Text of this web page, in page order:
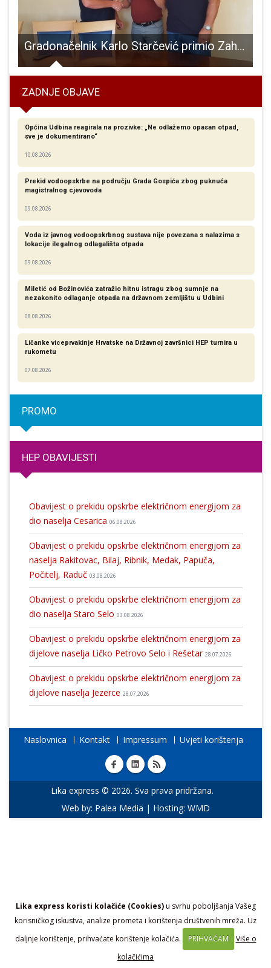
Lika express koristi kolačiće (Cookies)u svrhu poboljšanja Vašeg
korisničkog iskustva, analize prometa i korištenja društvenih mreža. Uz
daljnje korištenje, prihvaćate korištenje kolačića.
PRIHVAĆAM
Više o
kolačićima
Gradonačelnik Karlo Starčević primio Zahvalnicu veterana vojne policije
ZADNJE OBJAVE
Općina Udbina reagirala na prozivke: „Ne odlažemo opasan otpad,
sve je dokumentirano“
10.08.2026
Prekid vodoopskrbe na području Grada Gospića zbog puknuća
magistralnog cjevovoda
09.08.2026
Voda iz javnog vodoopskrbnog sustava nije povezana s nalazima s
lokacije ilegalnog odlagališta otpada
09.08.2026
Miletić od Božinovića zatražio hitnu istragu zbog sumnje na
nezakonito odlaganje otpada na državnom zemljištu u Udbini
08.08.2026
Ličanke viceprvakinje Hrvatske na Državnoj završnici HEP turnira u
rukometu
07.08.2026
PROMO
HEP OBAVIJESTI
Obavijest o prekidu opskrbe električnom energijom za
dio naselja Cesarica 06.08.2026
Obavijest o prekidu opskrbe električnom energijom za
naselja Rakitovac, Bilaj, Ribnik, Medak, Papuča,
Počitelj, Raduč 03.08.2026
Obavijest o prekidu opskrbe električnom energijom za
dio naselja Staro Selo 03.08.2026
Obavijest o prekidu opskrbe električnom energijom za
dijelove naselja Ličko Petrovo Selo i Rešetar 28.07.2026
Obavijest o prekidu opskrbe električnom energijom za
dijelove naselja Jezerce 28.07.2026
Naslovnica Kontakt Impressum Uvjeti korištenja
Lika express © 2026. Sva prava pridržana.
Web by: Palea Media | Hosting: WMD